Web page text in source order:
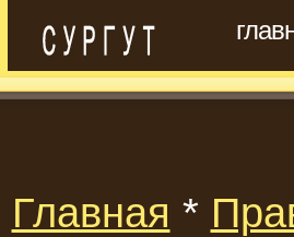
Главная *